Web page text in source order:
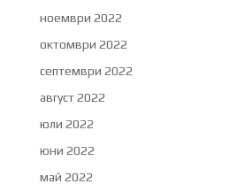
ноември 2022
октомври 2022
септември 2022
август 2022
юли 2022
юни 2022
май 2022